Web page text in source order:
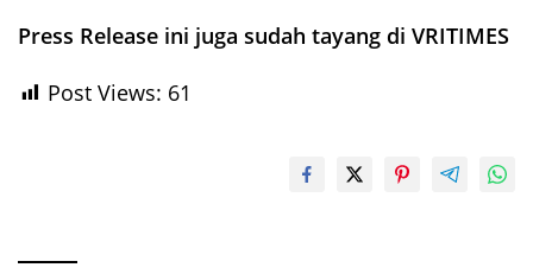
Press Release ini juga sudah tayang di VRITIMES
Post Views: 61